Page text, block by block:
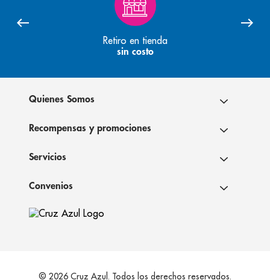
Retiro en tienda
sin costo
Quienes Somos
Recompensas y promociones
Servicios
Convenios
© 2026 Cruz Azul. Todos los derechos reservados.